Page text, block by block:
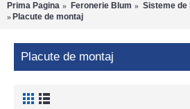
Prima Pagina Feronerie Blum Sisteme de
Placute de montaj
Placute de montaj